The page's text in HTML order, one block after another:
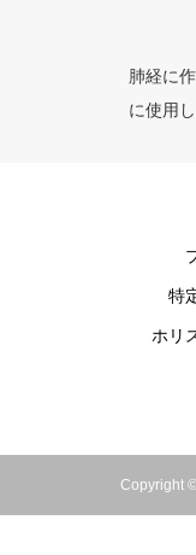
肺経に作用し、
に使用します。
特
ホリ
Copyright